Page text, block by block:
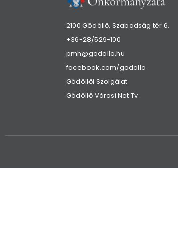
2100 Gödöllő, Szabadság tér 6.
+36-28/529-100
pmh@godollo.hu
facebook.com/godollo
Gödöllői Szolgálat
Gödöllő Városi Net Tv